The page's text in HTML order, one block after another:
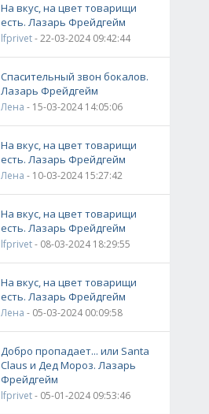
На вкус, на цвет товарищи
есть. Лазарь Фрейдгейм
lfprivet- 22-03-2024 09:42:44
Спасительный звон бокалов.
Лазарь Фрейдгейм
Лена - 15-03-2024 14:05:06
На вкус, на цвет товарищи
есть. Лазарь Фрейдгейм
Лена - 10-03-2024 15:27:42
На вкус, на цвет товарищи
есть. Лазарь Фрейдгейм
lfprivet- 08-03-2024 18:29:55
На вкус, на цвет товарищи
есть. Лазарь Фрейдгейм
Лена - 05-03-2024 00:09:58
Добро пропадает... или Santa
Claus и Дед Мороз. Лазарь
Фрейдгейм
lfprivet- 05-01-2024 09:53:46